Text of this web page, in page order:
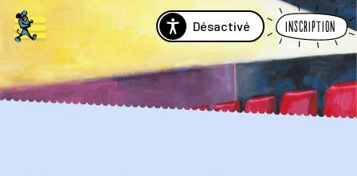
Désactivé Inscription